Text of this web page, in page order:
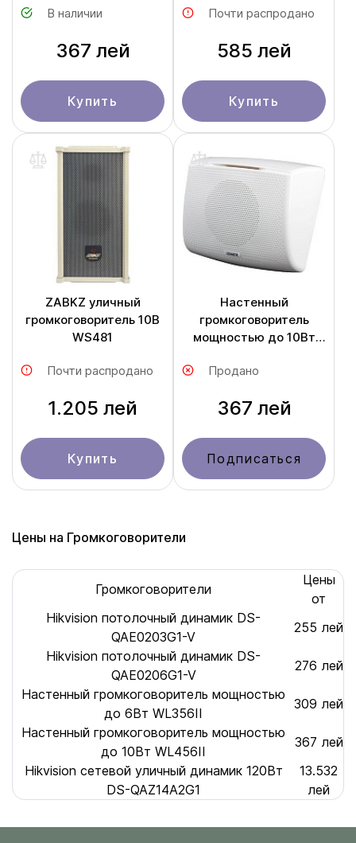
В наличии
367 лей
Купить
Почти распродано
585 лей
Купить
ZABKZ уличный
громкоговоритель 10В
WS481
Почти распродано
1.205 лей
Купить
Настенный
громкоговоритель
мощностью до 10Вт
Продано
367 лей
Подписаться
Цены на Громкоговорители
Громкоговорители
Цены
от
Hikvision потолочный динамик DS-
QAE0203G1-V
255 лей
Hikvision потолочный динамик DS-
QAE0206G1-V
276 лей
Настенный громкоговоритель мощностью
до 6Вт WL356II
309 лей
Настенный громкоговоритель мощностью
до 10Вт WL456II
367 лей
Hikvision cетевой уличный динамик 120Вт
DS-QAZ14A2G1
13.532
лей